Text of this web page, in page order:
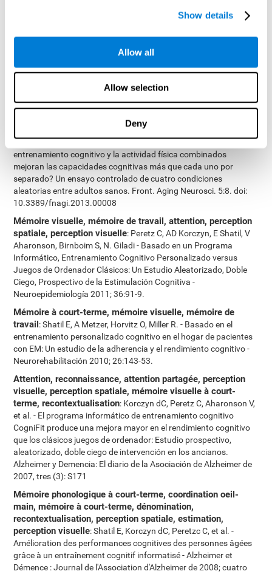
Show details
Allow all
Allow selection
Deny
personnalisé dans les troubles unipolaires et bipolaires : une
Attention, dénomination, mémoire à court-terme, mémoire
visuelle, mémoire de travail: Haimov I, Shatil E (2013)
Cognitive Training Improves Sleep Quality and Cognitive Function
among Older Adults with Insomnia. PLoS ONE 8(4): e61390.
doi:10.1371/journal.pone.0061390
Coordination oeil-main, mémoire visuelle, vitesse de
traitement, balayage visuel, dénomination: Shatil E (2013). ¿El
entrenamiento cognitivo y la actividad física combinados
mejoran las capacidades cognitivas más que cada uno por
separado? Un ensayo controlado de cuatro condiciones
aleatorias entre adultos sanos. Front. Aging Neurosci. 5:8. doi:
10.3389/fnagi.2013.00008
Mémoire visuelle, mémoire de travail, attention, perception
spatiale, perception visuelle: Peretz C, AD Korczyn, E Shatil, V
Aharonson, Birnboim S, N. Giladi - Basado en un Programa
Informático, Entrenamiento Cognitivo Personalizado versus
Juegos de Ordenador Clásicos: Un Estudio Aleatorizado, Doble
Ciego, Prospectivo de la Estimulación Cognitiva -
Neuroepidemiología 2011; 36:91-9.
Mémoire à court-terme, mémoire visuelle, mémoire de
travail: Shatil E, A Metzer, Horvitz O, Miller R. - Basado en el
entrenamiento personalizado cognitivo en el hogar de pacientes
con EM: Un estudio de la adherencia y el rendimiento cognitivo -
Neurorehabilitación 2010; 26:143-53.
Attention, reconnaissance, attention partagée, perception
visuelle, perception spatiale, mémoire visuelle à court-
terme, recontextualisation: Korczyn dC, Peretz C, Aharonson V,
et al. - El programa informático de entrenamiento cognitivo
CogniFit produce una mejora mayor en el rendimiento cognitivo
que los clásicos juegos de ordenador: Estudio prospectivo,
aleatorizado, doble ciego de intervención en los ancianos.
Alzheimer y Demencia: El diario de la Asociación de Alzheimer de
2007, tres (3): S171
Mémoire phonologique à court-terme, coordination oeil-
main, mémoire à court-terme, dénomination,
recontextualisation, perception spatiale, estimation,
perception visuelle: Shatil E, Korczyn dC, Peretzc C, et al. -
Amélioration des performances cognitives des personnes âgées
grâce à un entraînement cognitif informatisé - Alzheimer et
Démence : Journal de l'Association d'Alzheimer de 2008; cuatro